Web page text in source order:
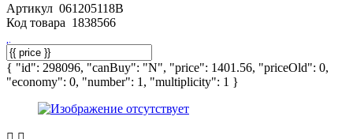
Артикул 061205118B
Код товара 1838566
{ "id": 298096, "canBuy": "N", "price": 1401.56, "priceOld": 0,
"economy": 0, "number": 1, "multiplicity": 1 }